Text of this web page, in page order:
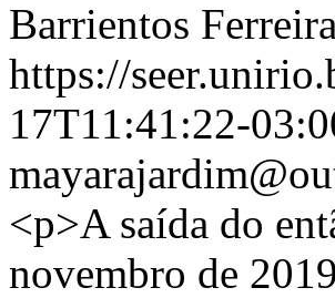
Barrientos Ferreira
https://
17T11:41:22-
<p>A saída do
novembro de